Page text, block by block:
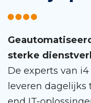
sterke
De experts van
leveren